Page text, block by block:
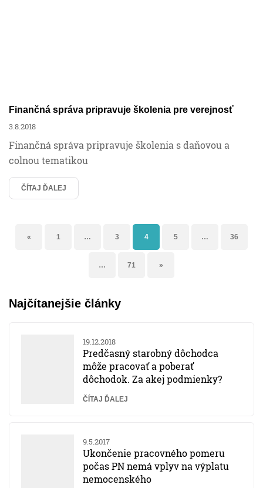
Finančná správa pripravuje školenia pre verejnosť
3.8.2018
Finančná správa pripravuje školenia s daňovou a
colnou tematikou
ČÍTAJ ĎALEJ
« 1 … 3 4 5 … 36
… 71 »
Najčítanejšie články
19.12.2018
Predčasný starobný dôchodca
môže pracovať a poberať
dôchodok. Za akej podmienky?
ČÍTAJ ĎALEJ
9.5.2017
Ukončenie pracovného pomeru
počas PN nemá vplyv na výplatu
nemocenského